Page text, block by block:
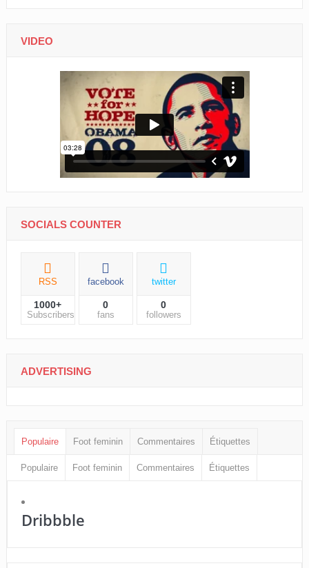
VIDEO
SOCIALS COUNTER
RSS
1000+
Subscribers
facebook
0
fans
twitter
0
followers
ADVERTISING
Populaire Foot feminin Commentaires Étiquettes
Populaire Foot feminin Commentaires Étiquettes
Dribbble